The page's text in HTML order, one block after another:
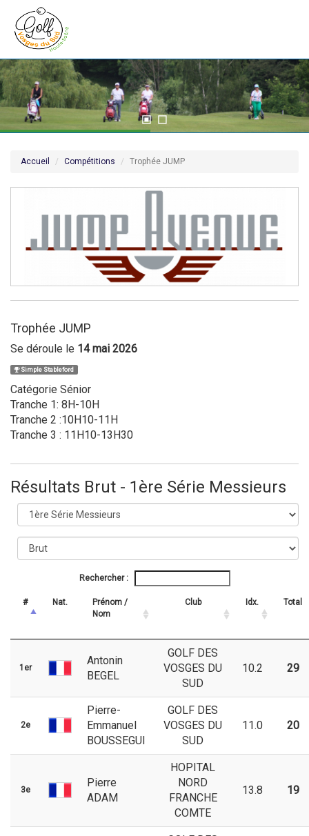
Accueil Compétitions Trophée JUMP
Trophée JUMP
Se déroule le 14 mai 2026
Simple Stableford
Catégorie Sénior
Tranche 1: 8H-10H
Tranche 2 :10H10-11H
Tranche 3 : 11H10-13H30
Résultats Brut - 1ère Série Messieurs
Rechercher :
# Nat.
Prénom /
Nom
Club Idx. Total
1er
Antonin
BEGEL
GOLF DES
VOSGES DU
SUD
10.2 29
2e
Pierre-
Emmanuel
BOUSSEGUI
GOLF DES
VOSGES DU
SUD
11.0 20
3e
Pierre
ADAM
HOPITAL
NORD
FRANCHE
COMTE
13.8 19